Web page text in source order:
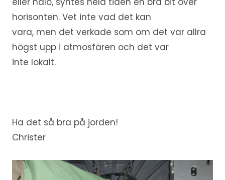
horisonten. Vet inte vad det kan
vara, men det verkade som om det var allra
högst upp i atmosfären och det var
inte lokalt.
Ha det så bra på jorden!
Christer